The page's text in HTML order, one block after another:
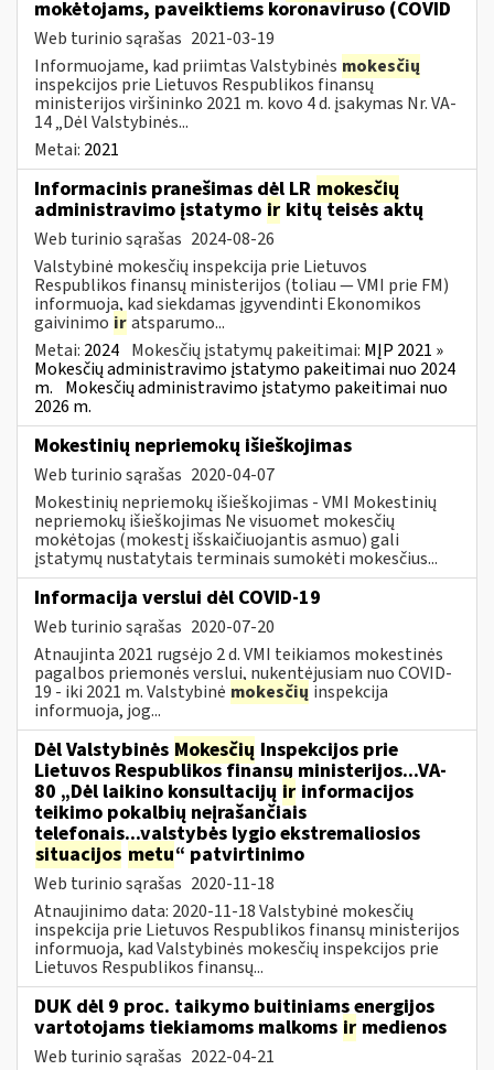
mokėtojams, paveiktiems koronaviruso (COVID
Web turinio sąrašas 2021-03-19
Informuojame, kad priimtas Valstybinės mokesčių
inspekcijos prie Lietuvos Respublikos finansų
ministerijos viršininko 2021 m. kovo 4 d. įsakymas Nr. VA-
14 „Dėl Valstybinės...
Metai: 2021
Informacinis pranešimas dėl LR mokesčių
administravimo įstatymo ir kitų teisės aktų
Web turinio sąrašas 2024-08-26
Valstybinė mokesčių inspekcija prie Lietuvos
Respublikos finansų ministerijos (toliau — VMI prie FM)
informuoja, kad siekdamas įgyvendinti Ekonomikos
gaivinimo iratsparumo...
Metai: 2024 Mokesčių įstatymų pakeitimai: MĮP 2021 »
Mokesčių administravimo įstatymo pakeitimai nuo 2024
m. Mokesčių administravimo įstatymo pakeitimai nuo
2026 m.
Mokestinių nepriemokų išieškojimas
Web turinio sąrašas 2020-04-07
Mokestinių nepriemokų išieškojimas - VMI Mokestinių
nepriemokų išieškojimas Ne visuomet mokesčių
mokėtojas (mokestį išskaičiuojantis asmuo) gali
įstatymų nustatytais terminais sumokėti mokesčius...
Informacija verslui dėl COVID-19
Web turinio sąrašas 2020-07-20
Atnaujinta 2021 rugsėjo 2 d. VMI teikiamos mokestinės
pagalbos priemonės verslui, nukentėjusiam nuo COVID-
19 - iki 2021 m. Valstybinė mokesčių inspekcija
informuoja, jog...
Dėl Valstybinės Mokesčių Inspekcijos prie
Lietuvos Respublikos finansų ministerijos...VA-
80 „Dėl laikino konsultacijų ir informacijos
teikimo pokalbių neįrašančiais
telefonais...valstybės lygio ekstremaliosios
situacijos metu“ patvirtinimo
Web turinio sąrašas 2020-11-18
Atnaujinimo data: 2020-11-18 Valstybinė mokesčių
inspekcija prie Lietuvos Respublikos finansų ministerijos
informuoja, kad Valstybinės mokesčių inspekcijos prie
Lietuvos Respublikos finansų...
DUK dėl 9 proc. taikymo buitiniams energijos
vartotojams tiekiamoms malkoms ir medienos
Web turinio sąrašas 2022-04-21